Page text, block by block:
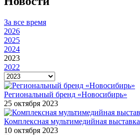
За все время
2026
2025
2024
2023
2022
Региональный бренд «Новосибирь»
25 октября 2023
Комплексная мультимедийная выставка
10 октября 2023